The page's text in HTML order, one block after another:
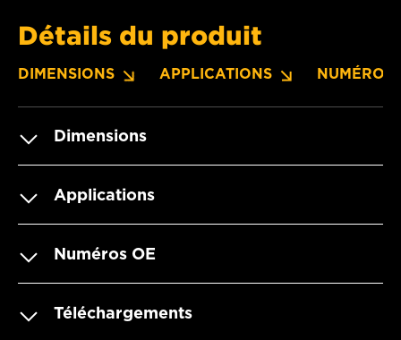
Détails du produit
DIMENSIONS APPLICATIONS NUMÉROS
Dimensions
Applications
Numéros OE
Téléchargements